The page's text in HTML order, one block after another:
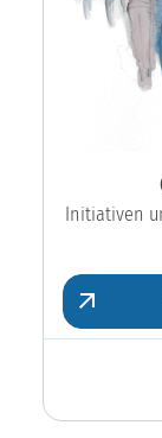
Initiativen